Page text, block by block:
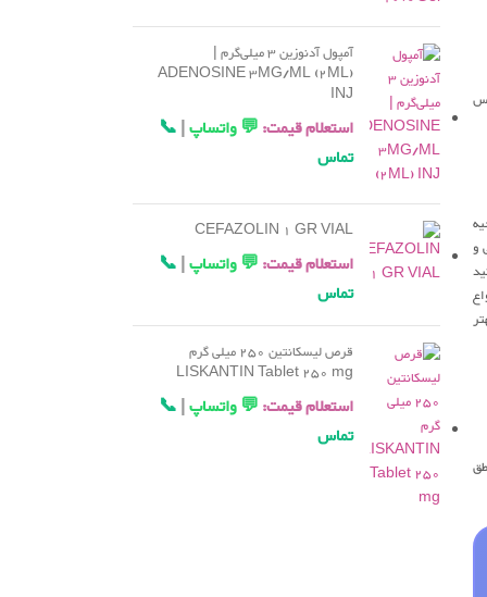
و
آمپول آدنوزین 3 میلی‌گرم |
ADENOSINE 3MG/ML (2ML)
INJ
استعلام قیمت:💬 واتساپ|
📞
تماس
CEFAZOLIN 1 GR VIAL
استعلام قیمت:💬 واتساپ|
📞
تماس
قرص لیسکانتین 250 میلی گرم
LISKANTIN Tablet 250 mg
استعلام قیمت:💬 واتساپ|
📞
تماس